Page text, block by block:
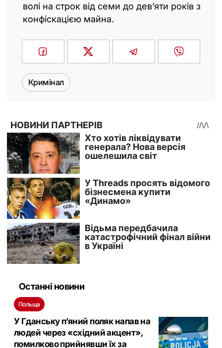
волі на строк від семи до дев’яти років з
конфіскацією майна.
Кримінал
Останні новини
Польща
У Гданську п’яний поляк напав на
людей через «східний акцент»,
помилково прийнявши їх за